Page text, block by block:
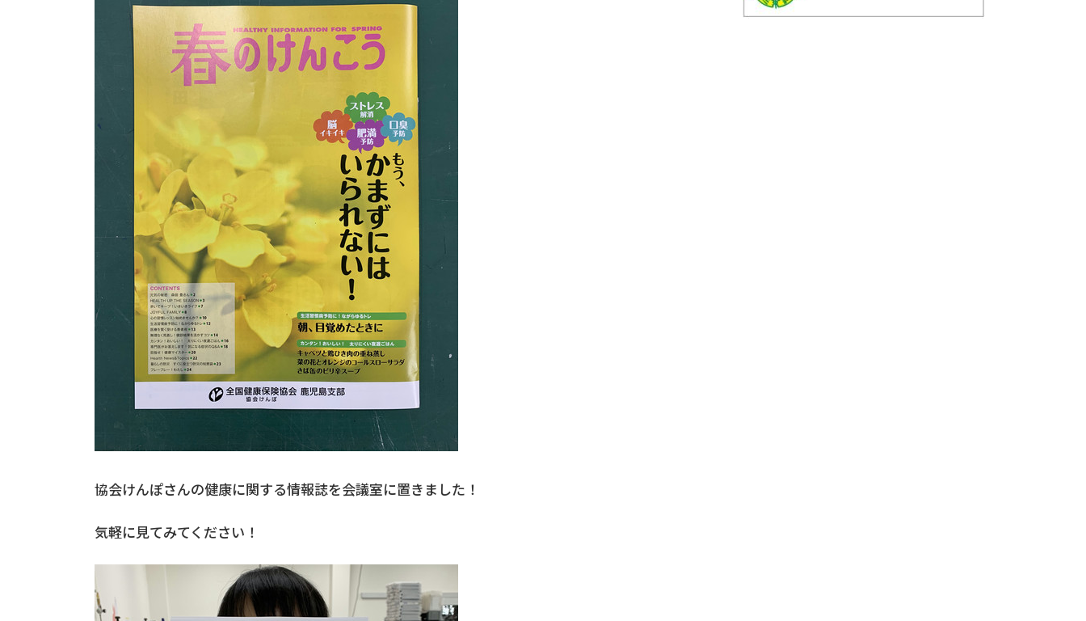
協会けんぽさんの健康に関する情報誌を会議室に置きました！
気軽に見てみてください！